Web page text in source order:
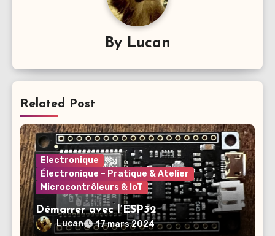
By Lucan
Related Post
Electronique
Électronique – Pratique & Atelier
Microcontrôleurs & IoT
Démarrer avec l’ESP32
Lucan 17 mars 2024